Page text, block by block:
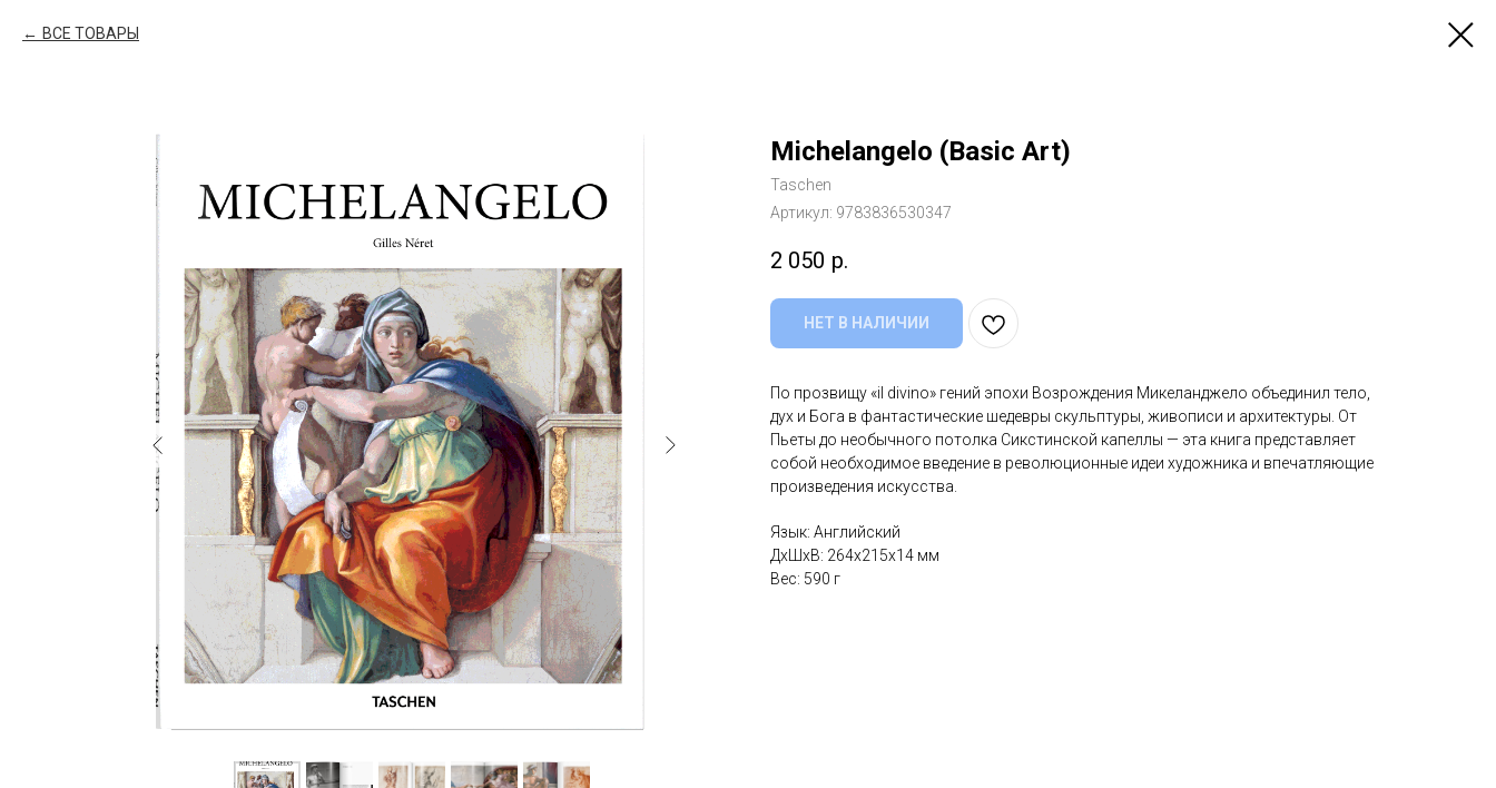
ВСЕ ТОВАРЫ
Michelangelo (Basic Art)
Taschen
Артикул: 9783836530347
2 050 р.
НЕТ В НАЛИЧИИ
По прозвищу «il divino» гений эпохи Возрождения Микеланджело объединил тело,
дух и Бога в фантастические шедевры скульптуры, живописи и архитектуры. От
Пьеты до необычного потолка Сикстинской капеллы — эта книга представляет
собой необходимое введение в революционные идеи художника и впечатляющие
произведения искусства.
Язык: Английский
ДxШxВ: 264x215x14 мм
Вес: 590 г